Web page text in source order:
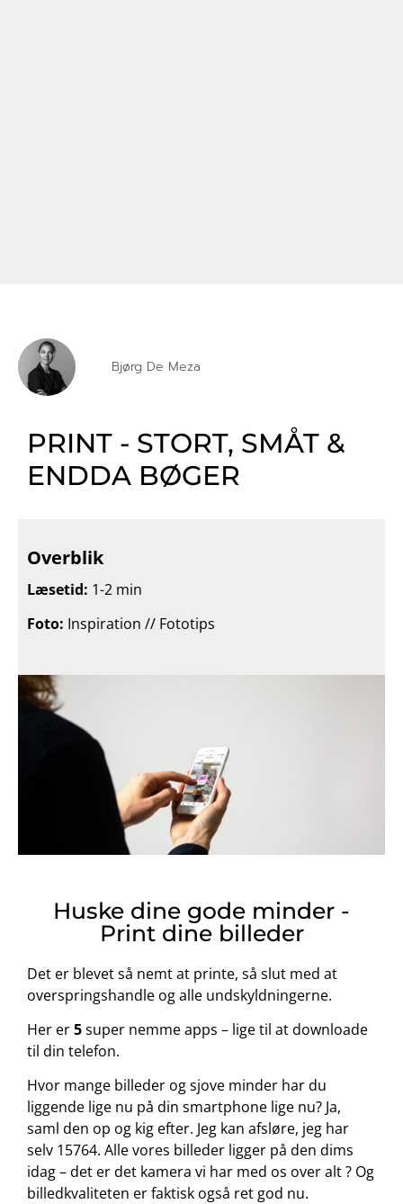
Bjørg De Meza
PRINT - STORT, SMÅT &
ENDDA BØGER
Overblik
Læsetid: 1-2 min
Foto: Inspiration // Fototips
Huske dine gode minder -
Print dine billeder
Det er blevet så nemt at printe, så slut med at
overspringshandle og alle undskyldningerne.
Her er5super nemme apps – lige til at downloade
til din telefon.
Hvor mange billeder og sjove minder har du
liggende lige nu på din smartphone lige nu? Ja,
saml den op og kig efter. Jeg kan afsløre, jeg har
selv 15764. Alle vores billeder ligger på den dims
idag – det er det kamera vi har med os over alt ? Og
billedkvaliteten er faktisk også ret god nu.